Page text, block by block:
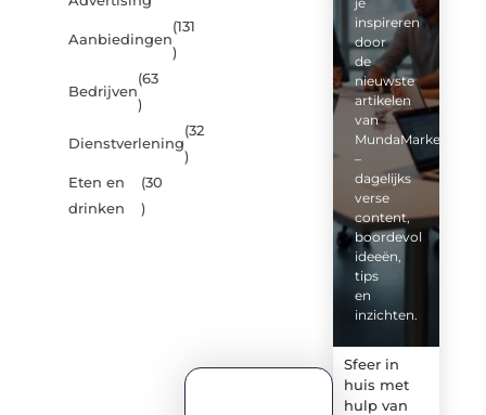
Aanbiedingen
(131
)
Bedrijven
(63
)
Dienstverlening
(32
)
Eten en
drinken
(30
)
inspireren
door
de
nieuwste
artikelen
van
MundaMarketing.nl
–
dagelijks
verse
content,
boordevol
ideeën,
tips
en
inzichten.
Sfeer in
huis met
hulp van